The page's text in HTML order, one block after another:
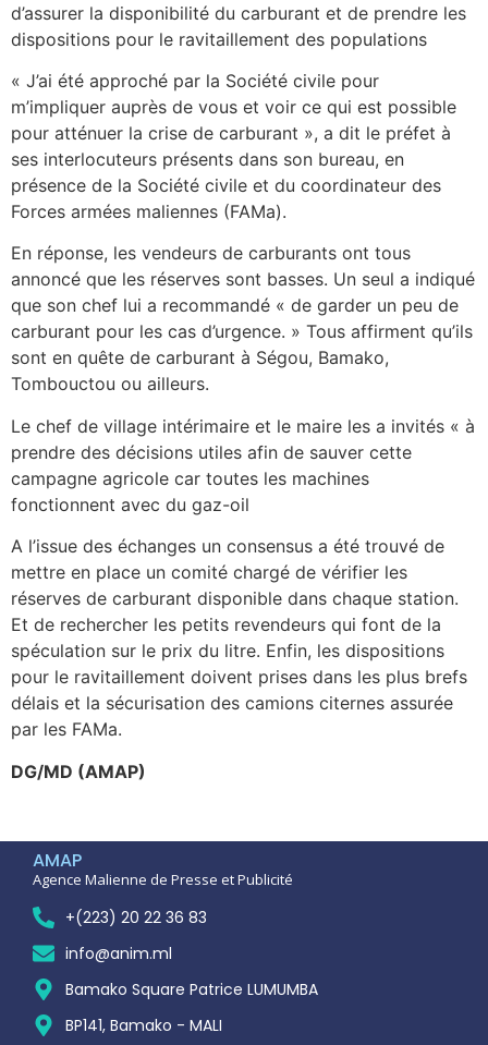
d’assurer la disponibilité du carburant et de prendre les
dispositions pour le ravitaillement des populations
« J’ai été approché par la Société civile pour
m’impliquer auprès de vous et voir ce qui est possible
pour atténuer la crise de carburant », a dit le préfet à
ses interlocuteurs présents dans son bureau, en
présence de la Société civile et du coordinateur des
Forces armées maliennes (FAMa).
En réponse, les vendeurs de carburants ont tous
annoncé que les réserves sont basses. Un seul a indiqué
que son chef lui a recommandé « de garder un peu de
carburant pour les cas d’urgence. » Tous affirment qu’ils
sont en quête de carburant à Ségou, Bamako,
Tombouctou ou ailleurs.
Le chef de village intérimaire et le maire les a invités « à
prendre des décisions utiles afin de sauver cette
campagne agricole car toutes les machines
fonctionnent avec du gaz-oil
A l’issue des échanges un consensus a été trouvé de
mettre en place un comité chargé de vérifier les
réserves de carburant disponible dans chaque station.
Et de rechercher les petits revendeurs qui font de la
spéculation sur le prix du litre. Enfin, les dispositions
pour le ravitaillement doivent prises dans les plus brefs
délais et la sécurisation des camions citernes assurée
par les FAMa.
DG/MD (AMAP)
AMAP
Agence Malienne de Presse et Publicité
+(223) 20 22 36 83
info@anim.ml
Bamako Square Patrice LUMUMBA
BP141, Bamako - MALI